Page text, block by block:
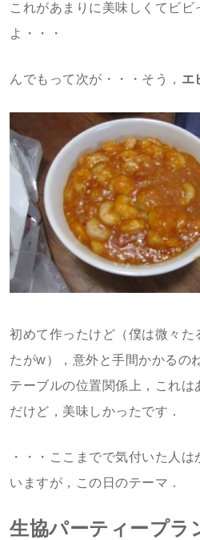
これがあまりに美味しくてビ
よ・・・
んでもって次が・・・そう， エ
初めて作ったけど（僕は微々た
たがw），意外と手間かかるの
テーブルの位置関係上，これは
だけど，美味しかったです．
・・・ここまでで気付いた人
いますが，この日のテーマ．
生協パーティープラ